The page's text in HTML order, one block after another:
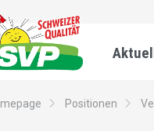
Positionen